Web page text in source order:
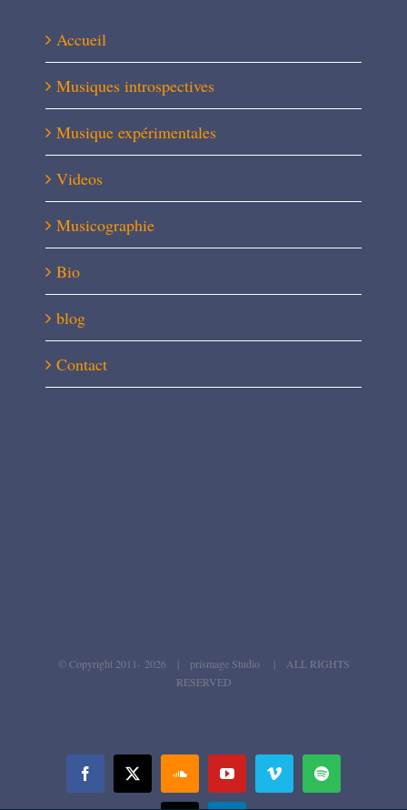
Accueil
Musiques introspectives
Musique expérimentales
Videos
Musicographie
Bio
blog
Contact
© Copyright 2011- 2026 | prismage Studio | ALL RIGHTS
RESERVED
Facebook
X SoundCloudYouTubeVimeo Spotify